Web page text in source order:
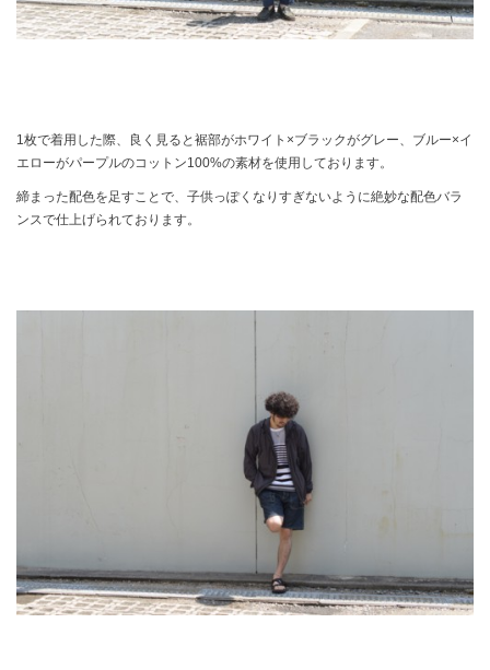
1枚で着用した際、良く見ると裾部がホワイト×ブラックがグレー、ブルー×イ
エローがパープルのコットン100%の素材を使用しております。
締まった配色を足すことで、子供っぽくなりすぎないように絶妙な配色バラ
ンスで仕上げられております。